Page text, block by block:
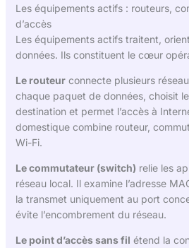
Les équipements actifs : routeurs,
d’accès
Les équipements actifs traitent,
données. Ils constituent le cœur
Le routeurconnecte plusieurs
chaque paquet de données, choisit
destination et permet l’accès à
domestique combine routeur,
Wi-Fi.
Le commutateur (switch) relie les
réseau local. Il examine l’adresse
la transmet uniquement au port
évite l’encombrement du réseau.
Le point d’accès sans fil étend la